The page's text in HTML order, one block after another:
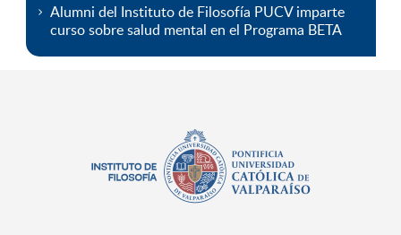
Alumni del Instituto de Filosofía PUCV imparte
curso sobre salud mental en el Programa BETA